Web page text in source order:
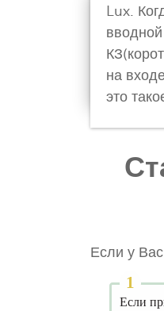
Lux.
на
это
Если у
Если